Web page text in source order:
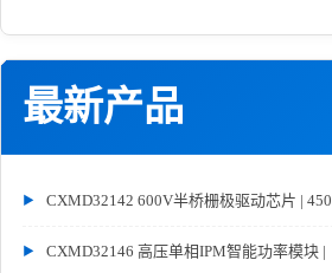
最新产品
CXMD32142 600V半桥栅极驱动芯片 | 450
CXMD32146 高压单相IPM智能功率模块 |